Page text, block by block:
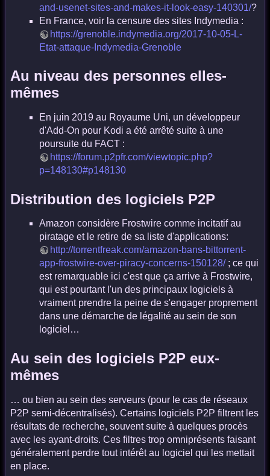
and-usenet-sites-and-makes-it-look-easy-140301/?
En France, voir la censure des sites Indymedia :
https://grenoble.indymedia.org/2017-10-05-L-
Etat-attaque-Indymedia-Grenoble
Au niveau des personnes elles-
mêmes
En juin 2019 au Royaume Uni, un développeur
d'Add-On pour Kodi a été arrêté suite à une
poursuite du FACT :
https://forum.p2pfr.com/viewtopic.php?
p=148130#p148130
Distribution des logiciels P2P
Amazon considère Frostwire comme incitatif au
piratage et le retire de sa liste d'applications:
http://torrentfreak.com/amazon-bans-bittorrent-
app-frostwire-over-piracy-concerns-150128/ ; ce qui
est remarquable ici c'est que ça arrive à Frostwire,
qui est pourtant l'un des principaux logiciels à
vraiment prendre la peine de s'engager proprement
dans une démarche de légalité au sein de son
logiciel…
Au sein des logiciels P2P eux-
mêmes
… ou bien au sein des serveurs (pour le cas de réseaux
P2P semi-décentralisés). Certains logiciels P2P filtrent les
résultats de recherche, souvent suite à quelques procès
avec les ayant-droits. Ces filtres trop omniprésents faisant
généralement perdre tout intérêt au logiciel qui les mettait
en place.